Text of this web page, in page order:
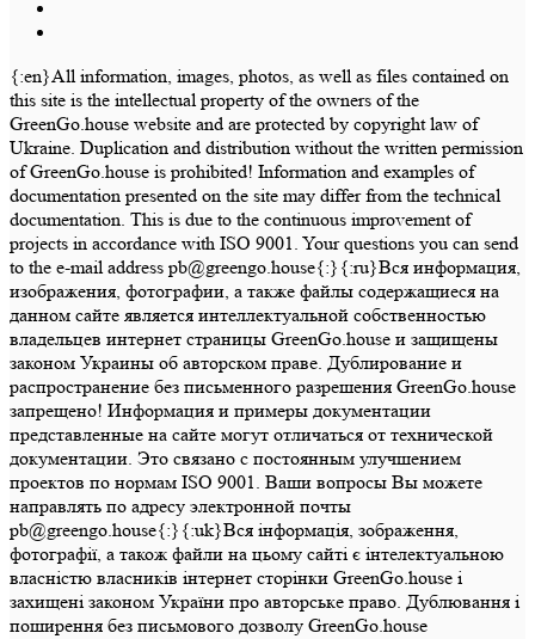
{:en}All information, images, photos, as well as files contained on
this site is the intellectual property of the owners of the
GreenGo.house website and are protected by copyright law of
Ukraine. Duplication and distribution without the written permission
of GreenGo.house is prohibited! Information and examples of
documentation presented on the site may differ from the technical
documentation. This is due to the continuous improvement of
projects in accordance with ISO 9001. Your questions you can send
to the e-mail address pb@greengo.house{:}{:ru}Вся информация,
изображения, фотографии, а также файлы содержащиеся на
данном сайте является интеллектуальной собственностью
владельцев интернет страницы GreenGo.house и защищены
законом Украины об авторском праве. Дублирование и
распространение без письменного разрешения GreenGo.house
запрещено! Информация и примеры документации
представленные на сайте могут отличаться от технической
документации. Это связано с постоянным улучшением
проектов по нормам ISO 9001. Ваши вопросы Вы можете
направлять по адресу электронной почты
pb@greengo.house{:}{:uk}Вся інформація, зображення,
фотографії, а також файли на цьому сайті є інтелектуальною
власністю власників інтернет сторінки GreenGo.house і
захищені законом України про авторське право. Дублювання і
поширення без письмового дозволу GreenGo.house